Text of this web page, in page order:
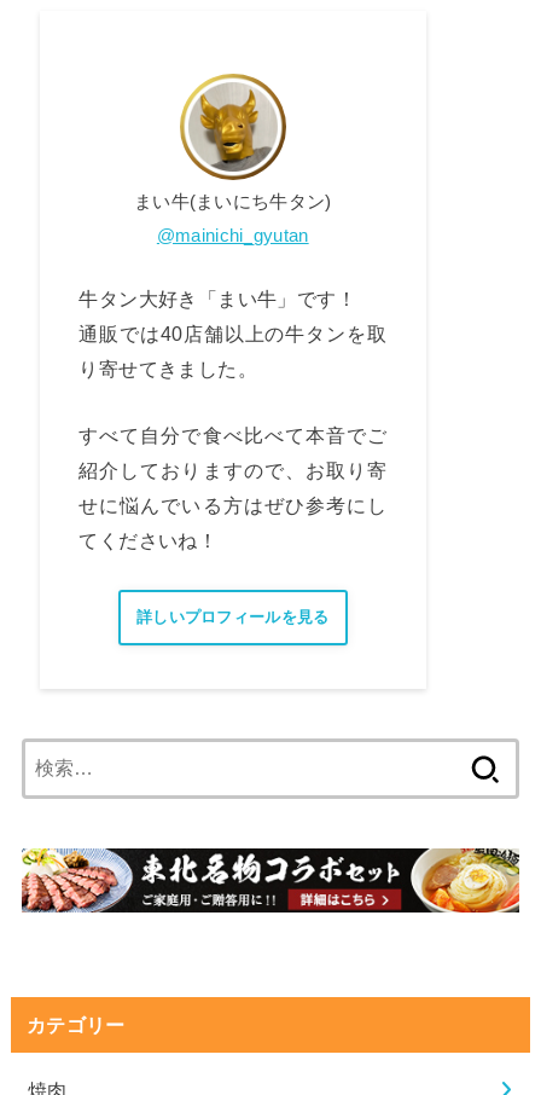
まい牛(まいにち牛タン)
@mainichi_gyutan
牛タン大好き「まい牛」です！
通販では40店舗以上の牛タンを取
り寄せてきました。
すべて自分で食べ比べて本音でご
紹介しておりますので、お取り寄
せに悩んでいる方はぜひ参考にし
てくださいね！
詳しいプロフィールを見る
索:
カテゴリー
焼肉